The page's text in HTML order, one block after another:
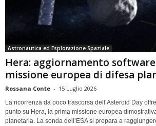
Astronautica ed Esplorazione Spaziale
Hera: aggiornamento
missione europea di difesa
Rossana Conte - 15 Luglio 2026
La ricorrenza da poco trascorsa dell’Asteroid Day
punto su Hera, la prima missione europea
planetaria. La sonda dell’ESA si prepara a